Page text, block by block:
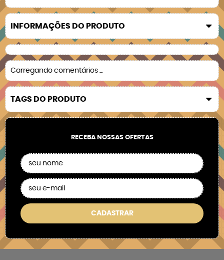
INFORMAÇÕES DO PRODUTO
Carregando comentários ...
TAGS DO PRODUTO
RECEBA NOSSAS OFERTAS
CADASTRAR